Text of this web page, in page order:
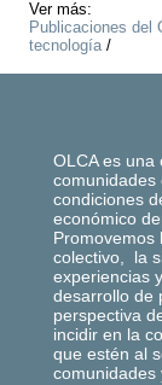
Ver más:
Publicaciones del
tecnología/
OLCA es una
comunidades
condiciones
económico
Promovemos
colectivo, la
experiencias
desarrollo de
perspectiva
incidir en la
que estén al
comunidades